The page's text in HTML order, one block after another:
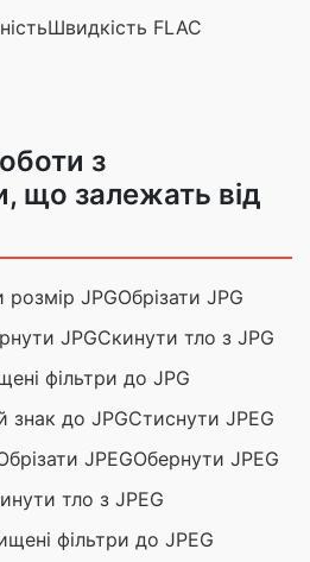
Швидкість FLAC
з
що залежать від
розмір JPGОбрізати JPG
JPGСкинути тло з JPG
фільтри до JPG
знак до JPGСтиснути JPEG
JPEGОбернути JPEG
тло з JPEG
фільтри до JPEG